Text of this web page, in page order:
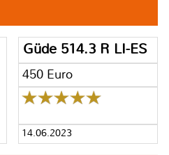
Güde 514.3 R LI-ES
450 Euro
14.06.2023